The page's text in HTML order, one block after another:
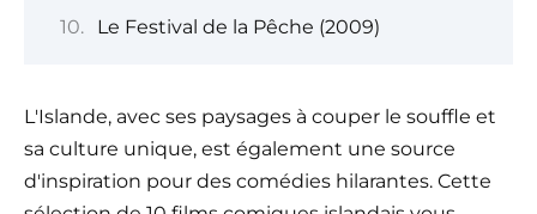
Le Festival de la Pêche (2009)
L'Islande, avec ses paysages à couper le souffle et
sa culture unique, est également une source
d'inspiration pour des comédies hilarantes. Cette